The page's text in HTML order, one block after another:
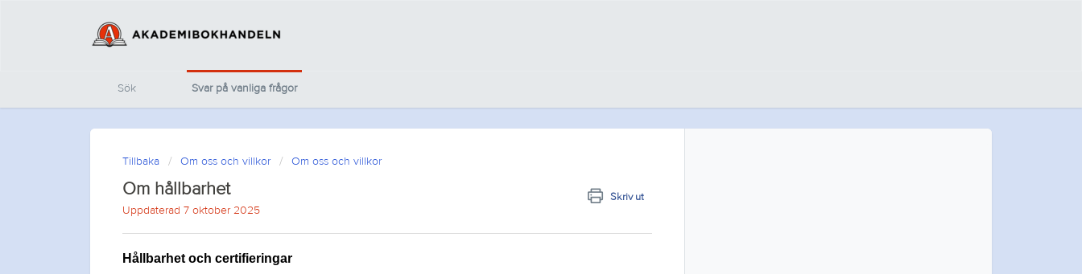
Sök Svar på vanliga frågor
Tillbaka Om oss och villkor Om oss och villkor
Om hållbarhet Skriv ut
Uppdaterad 7 oktober 2025
Hållbarhet och certifieringar